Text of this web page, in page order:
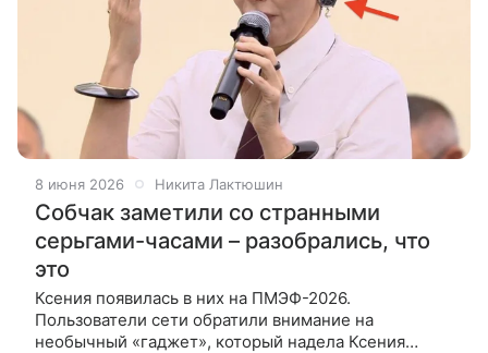
8 июня 2026 Никита Лактюшин
Собчак заметили со странными
серьгами-часами – разобрались, что
это
Ксения появилась в них на ПМЭФ-2026.
Пользователи сети обратили внимание на
необычный «гаджет», который надела Ксения